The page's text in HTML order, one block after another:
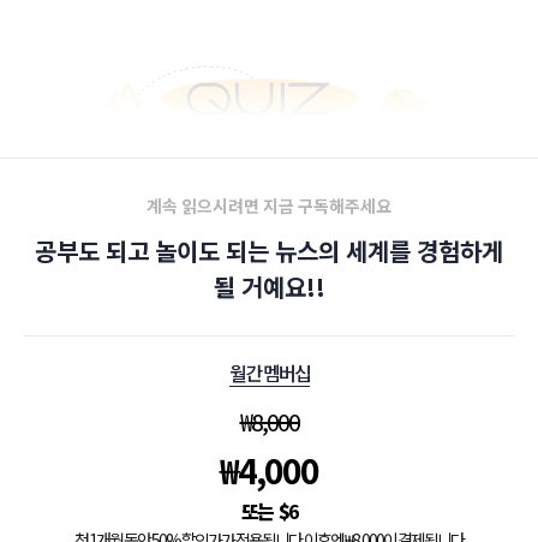
계속 읽으시려면 지금 구독해주세요
공부도 되고 놀이도 되는 뉴스의 세계를 경험하게
될 거예요!!
월간 멤버십
₩8,000
₩4,000
$6